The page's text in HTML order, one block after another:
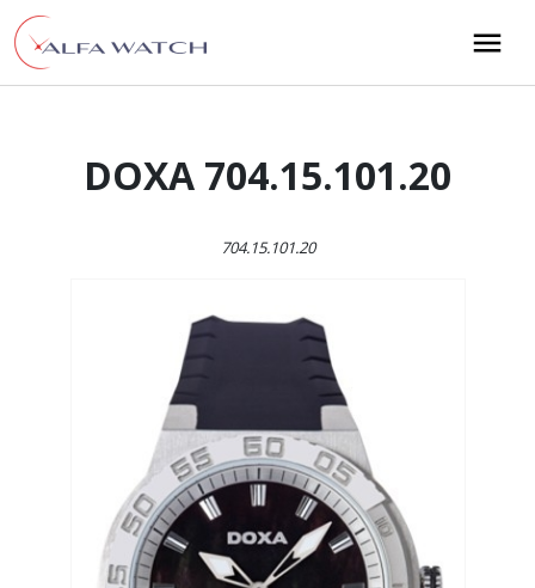
Przejdź do treści
Main Navigation
DOXA 704.15.101.20
704.15.101.20